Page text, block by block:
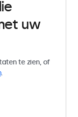
uw
te zien, of
.